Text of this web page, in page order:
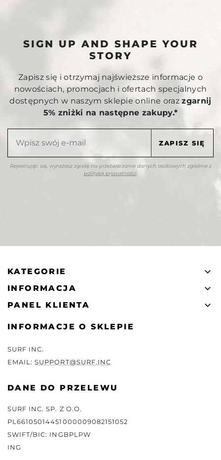
SIGN UP AND SHAPE YOUR
STORY
Zapisz się i otrzymaj najświeższe informacje o
nowościach, promocjach i ofertach specjalnych
dostępnych w naszym sklepie online orazzgarnij
5% zniżki na następne zakupy.*
Rejestrując się, wyrażasz zgodę na przetwarzanie danych osobowych zgodnie z
polityką prywatności.
KATEGORIE 
INFORMACJA 
PANEL KLIENTA 
INFORMACJE O SKLEPIE
SURF INC.
EMAIL:SUPPORT@SURF.INC
DANE DO PRZELEWU
SURF INC. SP. Z O.O.
PL66105014451000009082151052
SWIFT/BIC: INGBPLPW
ING